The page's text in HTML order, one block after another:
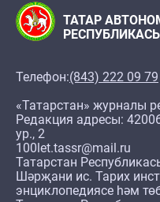
ТАТАР
Телефон:(843) 222 09 79
«Татарстан» журналы
Редакция адресы:
ур., 2
100let.tassr@mail.ru
Татарстан
Шәрҗани ис. Тарих
энциклопедиясе һәм